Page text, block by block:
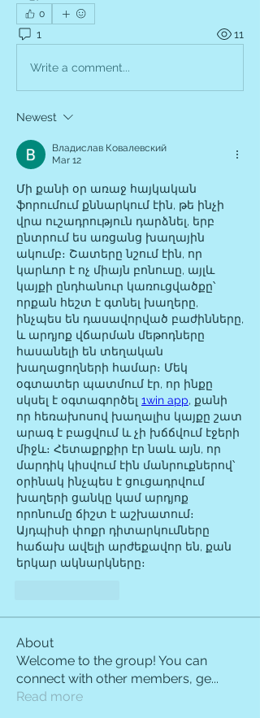
0
1 11
Write a comment...
Newest
Владислав Ковалевский
Mar 12
Մի քանի օր առաջ հայկական
ֆորումում քննարկում էին, թե ինչի
վրա ուշադրություն դարձնել, երբ
ընտրում ես առցանց խաղային
ակումբ։ Շատերը նշում էին, որ
կարևոր է ոչ միայն բոնուսը, այլև
կայքի ընդհանուր կառուցվածքը՝
որքան հեշտ է գտնել խաղերը,
ինչպես են դասավորված բաժինները,
և արդյոք վճարման մեթոդները
հասանելի են տեղական
խաղացողների համար։ Մեկ
օգտատեր պատմում էր, որ ինքը
սկսել է օգտագործել 1win app, քանի
որ հեռախոսով խաղալիս կայքը շատ
արագ է բացվում և չի խճճվում էջերի
միջև։ Հետաքրքիր էր նաև այն, որ
մարդիկ կիսվում էին մանրուքներով՝
օրինակ ինչպես է ցուցադրվում
խաղերի ցանկը կամ արդյոք
որոնումը ճիշտ է աշխատում։
Այդպիսի փոքր դիտարկումները
հաճախ ավելի արժեքավոր են, քան
երկար ակնարկները։
About
Welcome to the group! You can
connect with other members, ge...
Read more